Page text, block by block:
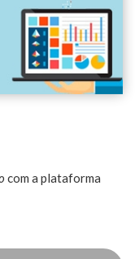
com a plataforma